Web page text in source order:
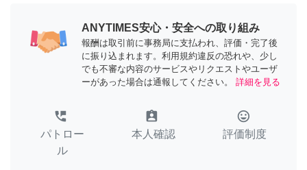
ANYTIMES安心・安全への取り組み
報酬は取引前に事務局に支払われ、評価・完了後
に振り込まれます。利用規約違反の恐れや、少し
でも不審な内容のサービスやリクエストやユーザ
ーがあった場合は通報してください。
詳細を見る
perm_phone_msg
パトロー
ル
assignment_ind
本人確認
tag_faces
評価制度